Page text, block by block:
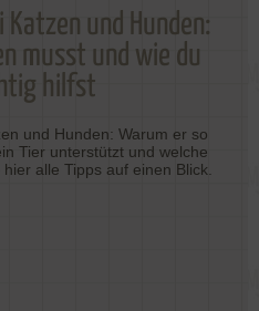
Katzen und Hunden:
musst und wie du
hilfst
und Hunden: Warum er so
Tier unterstützt und welche
alle Tipps auf einen Blick.